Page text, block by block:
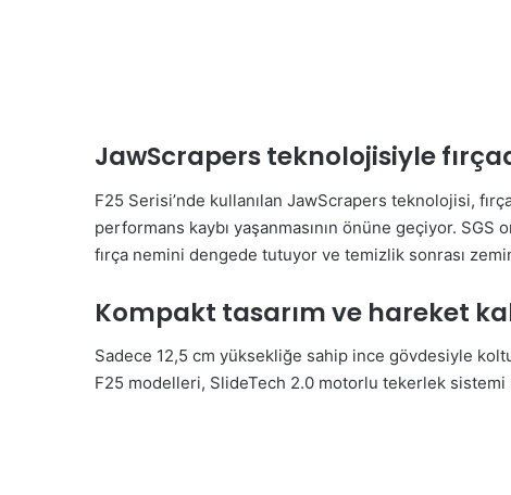
JawScrapers teknolojisiyle
F25 Serisi’nde kullanılan JawScrapers teknolojisi,
performans kaybı yaşanmasının önüne geçiyor. SGS
fırça nemini dengede tutuyor ve temizlik sonrası
Kompakt tasarım ve hareket
Sadece 12,5 cm yüksekliğe sahip ince gövdesiyle
F25 modelleri, SlideTech 2.0 motorlu tekerlek